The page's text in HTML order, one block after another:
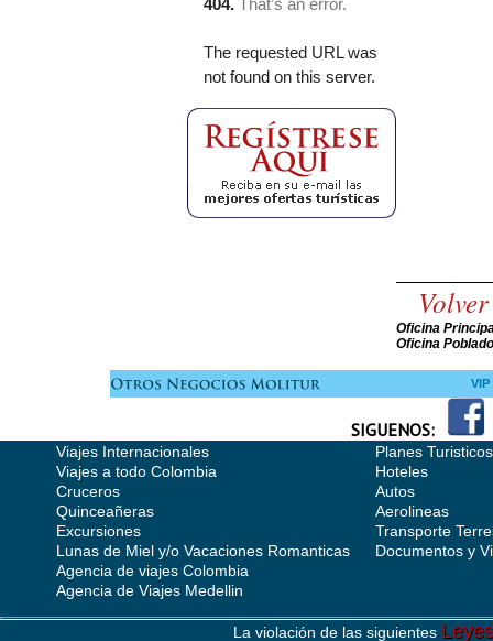
Volver
Oficina
Oficina
SIGUENOS:
Viajes Internacionales
Viajes a todo Colombia
Cruceros
Quinceañeras
Excursiones
Lunas de Miel y/o Vacaciones Romanticas
Agencia de viajes Colombia
Agencia de Viajes Medellin
Planes Turisticos
Hoteles
Autos
Aerolineas
Transporte
Documentos y
La violación de las siguientes Leyes